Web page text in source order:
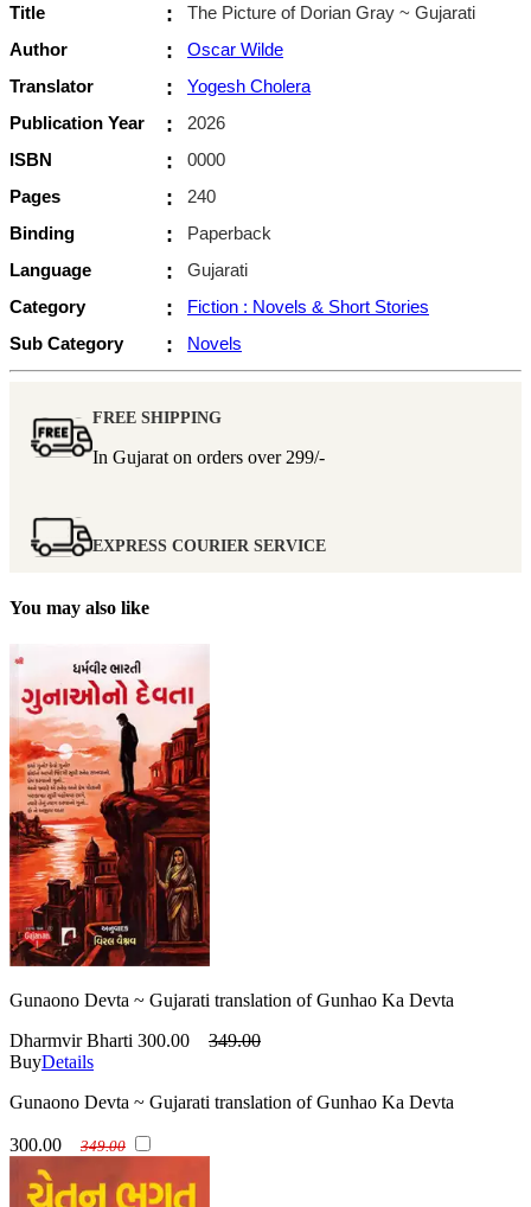
Title :
The Picture of Dorian Gray ~ Gujarati
Author
:
Oscar Wilde
Translator
:
Yogesh Cholera
Publication Year
:
2026
ISBN
:
0000
Pages
:
240
Binding
:
Paperback
Language
:
Gujarati
Category
:
Fiction : Novels & Short Stories
Sub Category
: Novels
FREE SHIPPING
In Gujarat on orders over 299/-
EXPRESS COURIER SERVICE
You may also like
Gunaono Devta ~ Gujarati translation of Gunhao Ka Devta
Dharmvir Bharti 300.00
349.00
BuyDetails
Gunaono Devta ~ Gujarati translation of Gunhao Ka Devta
300.00 349.00